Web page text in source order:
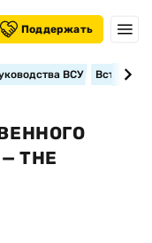
Поддержать
ВСУ
THE